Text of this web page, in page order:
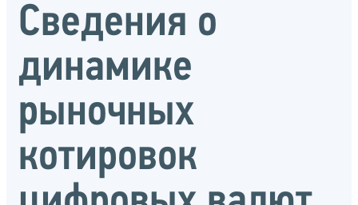
Сведения о
динамике
рыночных
котировок